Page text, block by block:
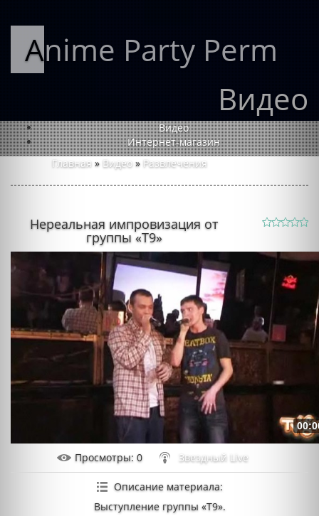
Anime Party Perm
Видео
Видео
Интернет-магазин
Главная » Видео » Развлечения
Нереальная импровизация от
группы «Т9»
Просмотры: 0 Звездный Live
Описание материала:
Выступление группы «Т9».